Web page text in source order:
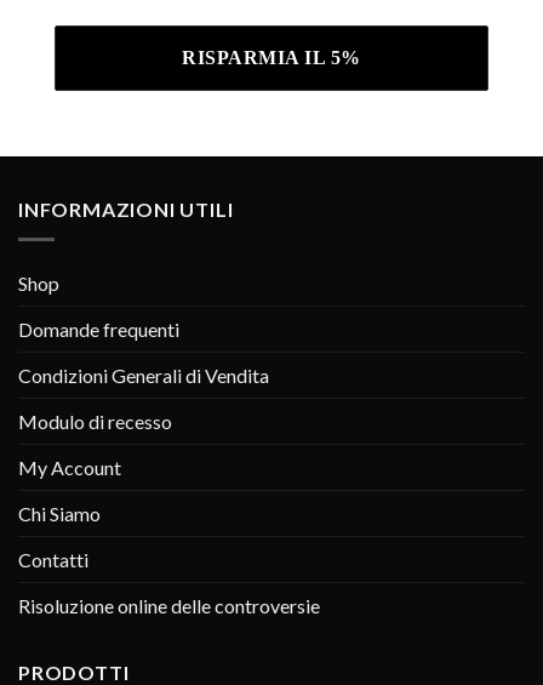
INFORMAZIONI UTILI
Shop
Domande frequenti
Condizioni Generali di Vendita
Modulo di recesso
My Account
Chi Siamo
Contatti
Risoluzione online delle controversie
PRODOTTI